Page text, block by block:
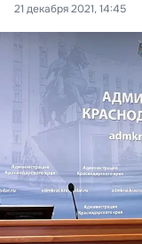
21 декабря 2021, 14:45